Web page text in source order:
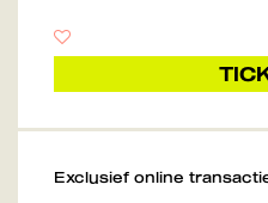
Exclusief online